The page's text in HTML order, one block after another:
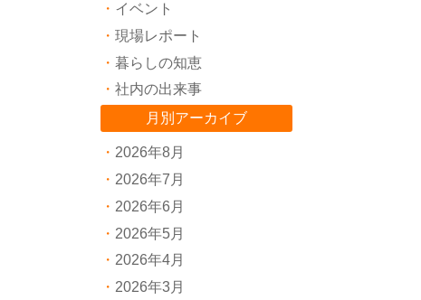
イベント
現場レポート
暮らしの知恵
社内の出来事
月別アーカイブ
2026年8月
2026年7月
2026年6月
2026年5月
2026年4月
2026年3月